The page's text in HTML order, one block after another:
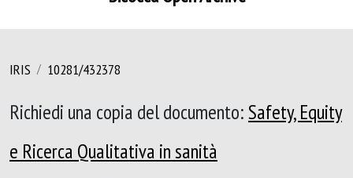
IRIS 10281/432378
Richiedi una copia del documento:Safety, Equity
e Ricerca Qualitativa in sanità